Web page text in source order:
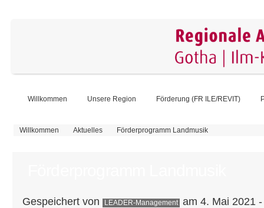
Willkommen Unsere Region Förderung (FR ILE/REVIT)
Sie sind hier
Willkommen Aktuelles Förderprogramm Landmusik
Gespeichert von LEADER-Management am 4. Mai 2021